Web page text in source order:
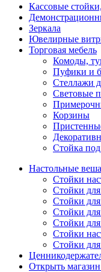
Кассовые
Зеркала
Ювелирные
Торговая мебель
Комоды,
Пуфики и
Стеллажи
Световые
Корзины
Стойка
Настольные
Стойки
Стойки
Стойки
Стойки
Стойки
Стойки
Стойки
Открыть